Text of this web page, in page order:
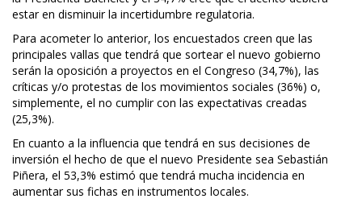
estar en disminuir la incertidumbre regulatoria.
Para acometer lo anterior, los encuestados creen que las
principales vallas que tendrá que sortear el nuevo gobierno
serán la oposición a proyectos en el Congreso (34,7%), las
críticas y/o protestas de los movimientos sociales (36%) o,
simplemente, el no cumplir con las expectativas creadas
(25,3%).
En cuanto a la influencia que tendrá en sus decisiones de
inversión el hecho de que el nuevo Presidente sea Sebastián
Piñera, el 53,3% estimó que tendrá mucha incidencia en
aumentar sus fichas en instrumentos locales.